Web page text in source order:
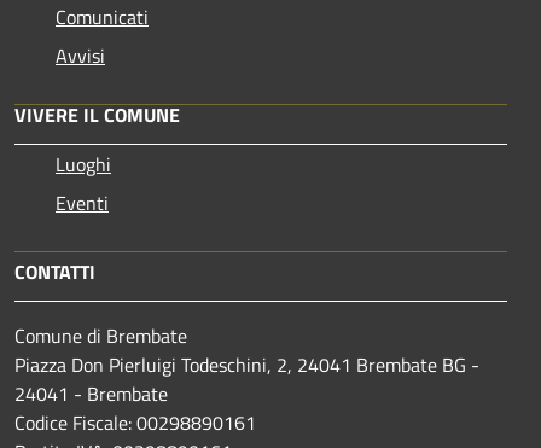
Comunicati
Avvisi
VIVERE IL COMUNE
Luoghi
Eventi
CONTATTI
Comune di Brembate
Piazza Don Pierluigi Todeschini, 2, 24041 Brembate BG -
24041 - Brembate
Codice Fiscale: 00298890161